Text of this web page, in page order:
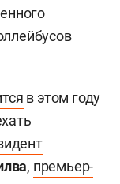
в этом году
, премьер-